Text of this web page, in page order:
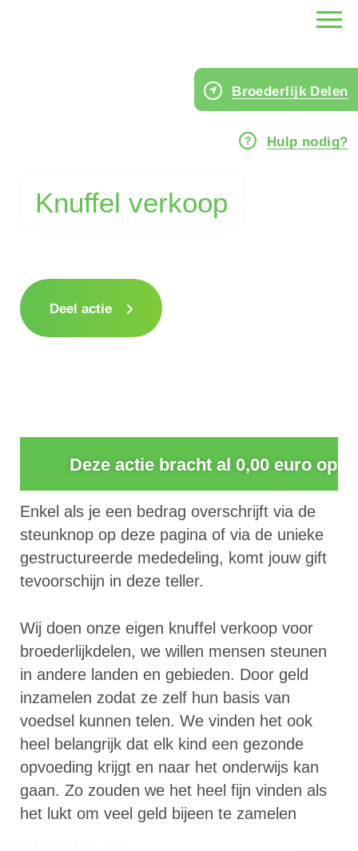
Knuffel verkoop
Broederlijk Delen
Hulp nodig?
Deel actie
Deze actie bracht al 0,00 euro op
Enkel als je een bedrag overschrijft via de
steunknop op deze pagina of via de unieke
gestructureerde mededeling, komt jouw gift
tevoorschijn in deze teller.
Wij doen onze eigen knuffel verkoop voor
broederlijkdelen, we willen mensen steunen
in andere landen en gebieden. Door geld
inzamelen zodat ze zelf hun basis van
voedsel kunnen telen. We vinden het ook
heel belangrijk dat elk kind een gezonde
opvoeding krijgt en naar het onderwijs kan
gaan. Zo zouden we het heel fijn vinden als
het lukt om veel geld bijeen te zamelen